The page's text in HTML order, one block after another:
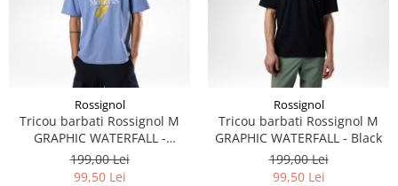
Rossignol
Tricou barbati Rossignol M
GRAPHIC WATERFALL -
Stonewash
199,00 Lei
99,50 Lei
Rossignol
Tricou barbati Rossignol M
GRAPHIC WATERFALL - Black
199,00 Lei
99,50 Lei